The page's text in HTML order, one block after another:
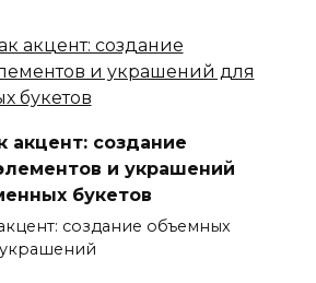
акцент: создание
и украшений
букетов
создание объемных